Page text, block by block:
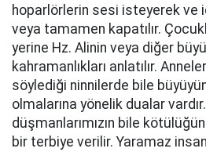
hoparlörlerin sesi isteyerek ve
veya tamamen kapatılır.
yerine Hz. Alinin veya diğer
kahramanlıkları anlatılır.
söylediği ninnilerde bile
olmalarına yönelik dualar
düşmanlarımızın bile
bir terbiye verilir. Yaramaz